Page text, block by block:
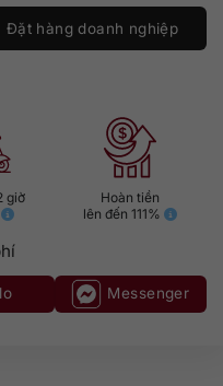
Đặt hàng doanh nghiệp
giờ
Hoàn tiền
lên đến 111%
Messenger